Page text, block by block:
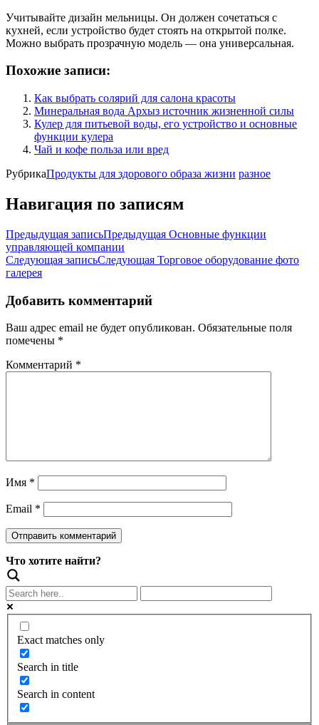
Учитывайте дизайн мельницы. Он должен сочетаться с
кухней, если устройство будет стоять на открытой полке.
Можно выбрать прозрачную модель — она универсальная.
Похожие записи:
Как выбрать солярий для салона красоты
Минеральная вода Архыз источник жизненной силы
Кулер для питьевой воды, его устройство и основные
функции кулера
Чай и кофе польза или вред
РубрикаПродукты для здорового образа жизни разное
Навигация по записям
Предыдущая записьПредыдущая Основные функции
управляющей компании
Следующая записьСледующая Торговое оборудование фото
галерея
Добавить комментарий
Ваш адрес email не будет опубликован. Обязательные поля
помечены *
Комментарий *
Имя *
Email *
Что хотите найти?
Exact matches only
Search in title
Search in content